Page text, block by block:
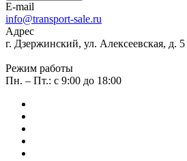
E-mail
info@transport-sale.ru
Адрес
г. Дзержинский, ул. Алексеевская, д. 5
Режим работы
Пн. – Пт.: с 9:00 до 18:00